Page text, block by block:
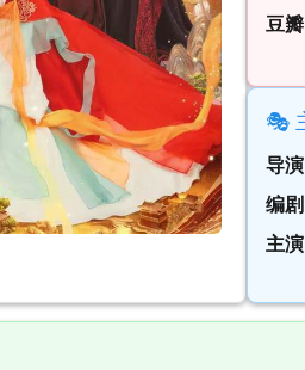
豆瓣
🎭
导演
编剧
主演